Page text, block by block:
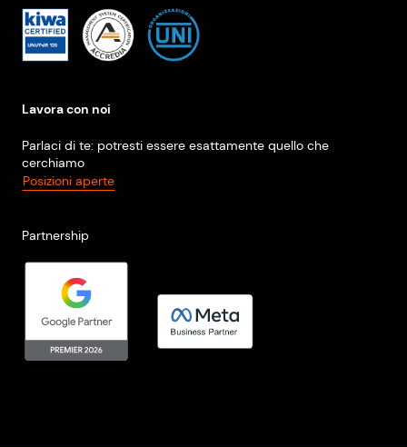
Lavora con noi
Parlaci di te: potresti essere esattamente quello che
cerchiamo
Posizioni aperte
Partnership